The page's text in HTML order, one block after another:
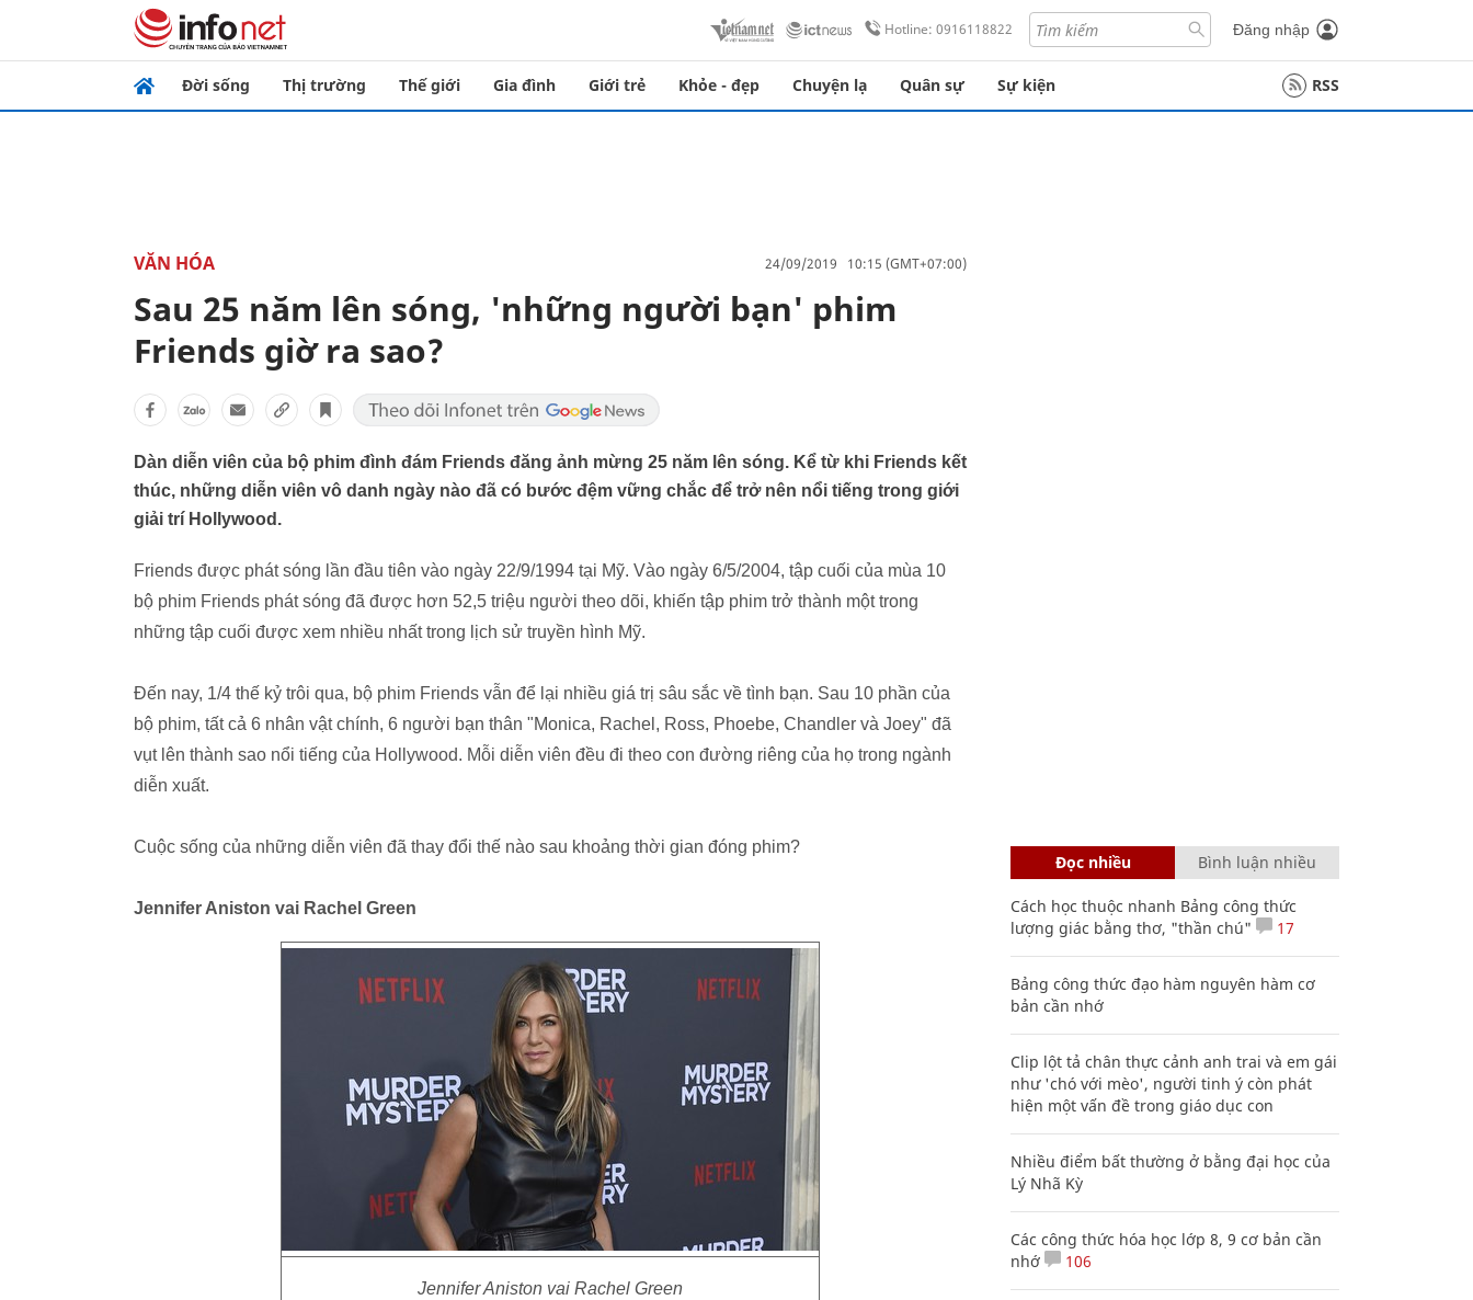
Hotline: 0916118822 Đăng nhập
Đời sống Thị trường Thế giới Gia đình Giới trẻ Khỏe - đẹp Chuyện lạ Quân sự Sự kiện RSS
VĂN HÓA 24/09/2019 10:15 (GMT+07:00)
Sau 25 năm lên sóng, 'những người bạn' phim
Friends giờ ra sao?
Dàn diễn viên của bộ phim đình đám Friends đăng ảnh mừng 25 năm lên sóng. Kể từ khi Friends kết
thúc, những diễn viên vô danh ngày nào đã có bước đệm vững chắc để trở nên nổi tiếng trong giới
giải trí Hollywood.
Friends được phát sóng lần đầu tiên vào ngày 22/9/1994 tại Mỹ. Vào ngày 6/5/2004, tập cuối của mùa 10
bộ phim Friends phát sóng đã được hơn 52,5 triệu người theo dõi, khiến tập phim trở thành một trong
những tập cuối được xem nhiều nhất trong lịch sử truyền hình Mỹ.
Đến nay, 1/4 thế kỷ trôi qua, bộ phim Friends vẫn để lại nhiều giá trị sâu sắc về tình bạn. Sau 10 phần của
bộ phim, tất cả 6 nhân vật chính, 6 người bạn thân "Monica, Rachel, Ross, Phoebe, Chandler và Joey" đã
vụt lên thành sao nổi tiếng của Hollywood. Mỗi diễn viên đều đi theo con đường riêng của họ trong ngành
diễn xuất.
Cuộc sống của những diễn viên đã thay đổi thế nào sau khoảng thời gian đóng phim?
Jennifer Aniston vai Rachel Green
Jennifer Aniston vai Rachel Green
Đọc nhiều Bình luận nhiều
Cách học thuộc nhanh Bảng công thức
lượng giác bằng thơ, "thần chú"
17
Bảng công thức đạo hàm nguyên hàm cơ
bản cần nhớ
Clip lột tả chân thực cảnh anh trai và em gái
như 'chó với mèo', người tinh ý còn phát
hiện một vấn đề trong giáo dục con
Nhiều điểm bất thường ở bằng đại học của
Lý Nhã Kỳ
Các công thức hóa học lớp 8, 9 cơ bản cần
nhớ
106